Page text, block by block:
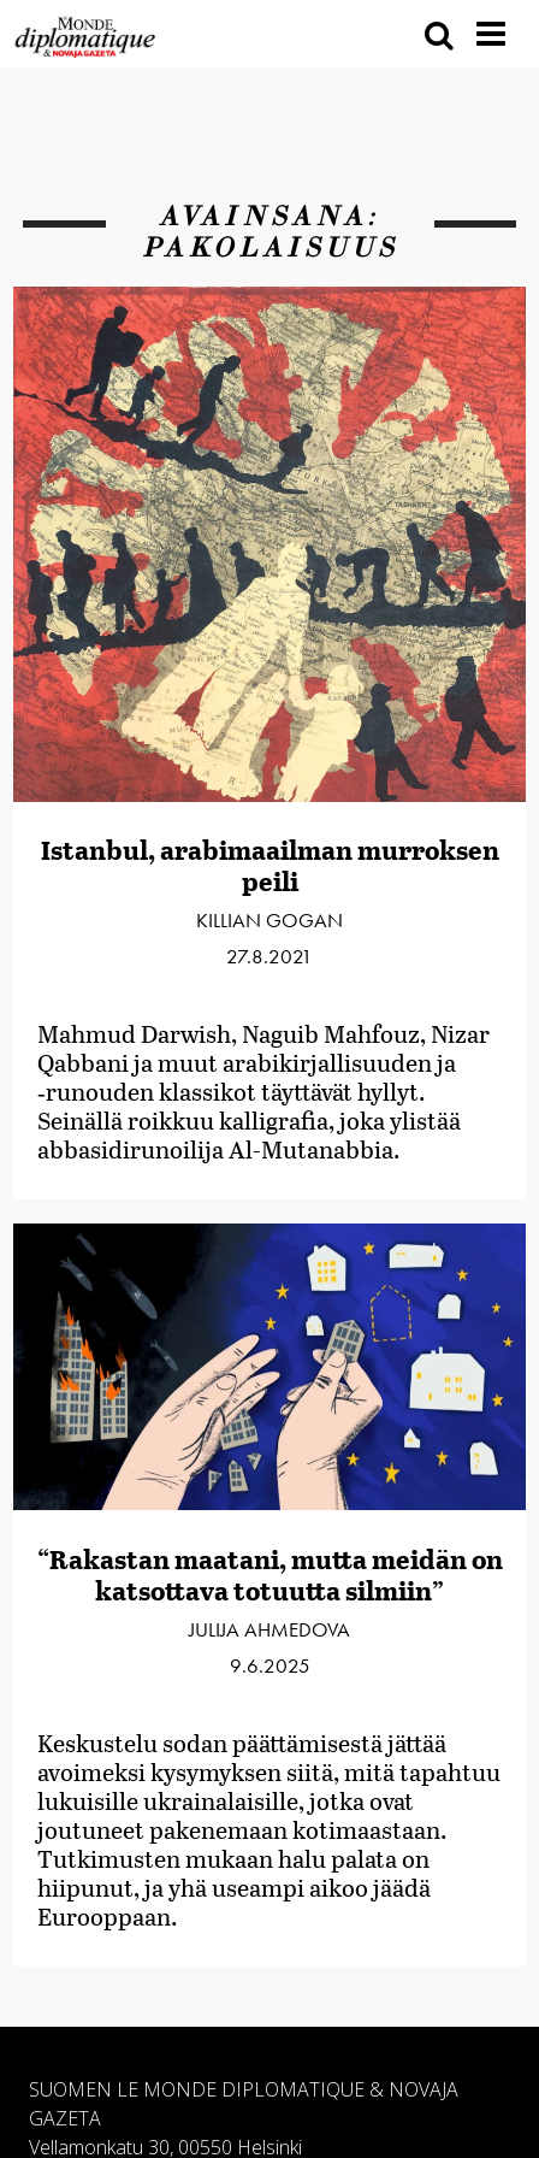
AVAINSANA:
PAKOLAISUUS
Istanbul, arabimaailman murroksen
peili
KILLIAN GOGAN
27.8.2021
Mahmud Darwish, Naguib Mahfouz, Nizar
Qabbani ja muut arabikirjallisuuden ja
‑runouden klassikot täyttävät hyllyt.
Seinällä roikkuu kalligrafia, joka ylistää
abbasidirunoilija Al-Mutanabbia.
“Rakastan maatani, mutta meidän on
katsottava totuutta silmiin”
JULIJA AHMEDOVA
9.6.2025
Keskustelu sodan päättämisestä jättää
avoimeksi kysymyksen siitä, mitä tapahtuu
lukuisille ukrainalaisille, jotka ovat
joutuneet pakenemaan kotimaastaan.
Tutkimusten mukaan halu palata on
hiipunut, ja yhä useampi aikoo jäädä
Eurooppaan.
SUOMEN LE MONDE DIPLOMATIQUE & NOVAJA
GAZETA
Vellamonkatu 30, 00550 Helsinki